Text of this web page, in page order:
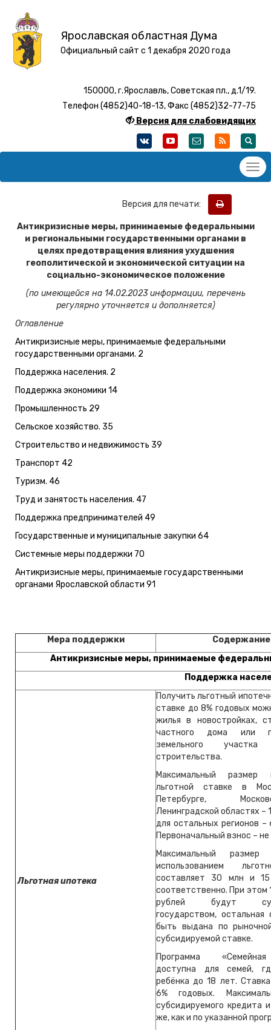
Ярославская областная Дума
Официальный сайт с 1 декабря 2020 года
150000, г.Ярославль, Советская пл., д.1/19.
Телефон (4852)40-18-13, Факс (4852)32-77-75
Версия для слабовидящих
Версия для печати:
Антикризисные меры, принимаемые федеральными
и региональными государственными органами в
целях предотвращения влияния ухудшения
геополитической и экономической ситуации на
социально-экономическое положение
(по имеющейся на 14.02.2023 информации, перечень
регулярно уточняется и дополняется)
Оглавление
Антикризисные меры, принимаемые федеральными
государственными органами. 2
Поддержка населения. 2
Поддержка экономики 14
Промышленность 29
Сельское хозяйство. 35
Строительство и недвижимость 39
Транспорт 42
Туризм. 46
Труд и занятость населения. 47
Поддержка предпринимателей 49
Государственные и муниципальные закупки 64
Системные меры поддержки 70
Антикризисные меры, принимаемые государственными
органами Ярославской области 91
Мера поддержки
Содержание
Антикризисные меры, принимаемые
Поддержка
Льготная ипотека
Получить льготный
ставке до 8% годовых
жилья в новостройках,
частного дома или
земельного
строительства.
Максимальный размер
льготной ставке в
Петербурге,
Ленинградской областях –
для остальных регионов –
Первоначальный взнос – не
Максимальный
использованием
составляет 30 млн и
соответственно. При этом
рублей будут
государством,
быть выдана по
субсидируемой ставке.
Программа
доступна для семей,
ребёнка до 18 лет.
6% годовых.
субсидируемого кредита
же, как и по указанной